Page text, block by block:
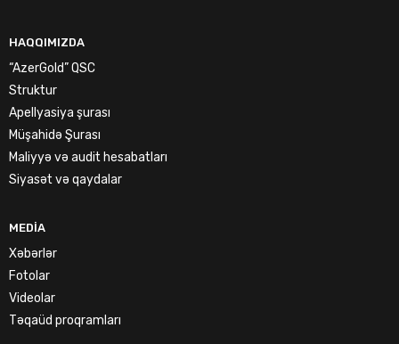
HAQQIMIZDA
“AzerGold” QSC
Struktur
Apellyasiya şurası
Müşahidə Şurası
Maliyyə və audit hesabatları
Siyasət və qaydalar
MEDIA
Xəbərlər
Fotolar
Videolar
Təqaüd proqramları